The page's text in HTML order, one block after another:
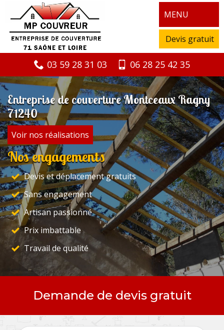
MENU
Devis gratuit
03 59 28 31 03 06 28 25 42 35
Entreprise de couverture Montceaux Ragny
71240
Voir nos réalisations
Nos engagements
Devis et déplacement gratuits
Sans engagement
Artisan passionné
Prix imbattable
Travail de qualité
Demande de devis gratuit